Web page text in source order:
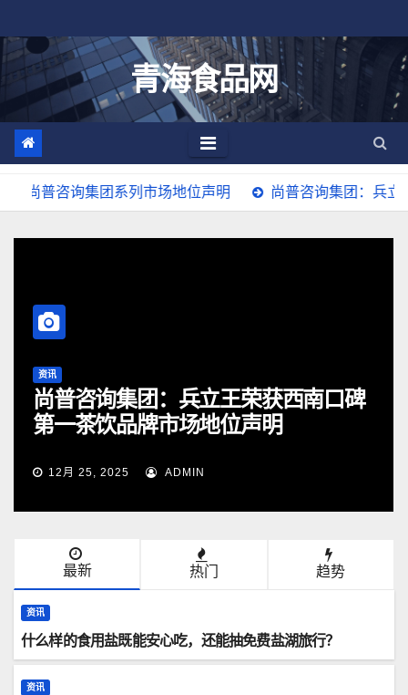
至
青海食品网
系列市场地位声明 尚普咨询集团：兵立王荣获西南口
团：兵立王荣获西南口碑
牌市场地位声明
ADMIN
长城皮卡1-
最新 热门 趋势
资讯
什么样的食用盐既能安心吃，还能抽免费盐湖旅行？
资讯